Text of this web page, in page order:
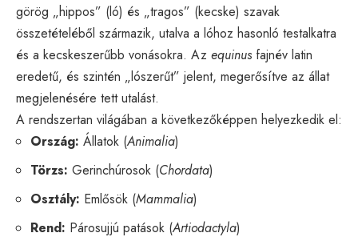
görög „hippos” (ló) és „tragos” (kecske) szavak
összetételéből származik, utalva a lóhoz hasonló testalkatra
és a kecskeszerűbb vonásokra. Az equinusfajnév latin
eredetű, és szintén „lószerűt” jelent, megerősítve az állat
megjelenésére tett utalást.
A rendszertan világában a következőképpen helyezkedik el:
Ország: Állatok (Animalia)
Törzs: Gerinchúrosok (Chordata)
Osztály: Emlősök (Mammalia)
Rend: Párosujjú patások (Artiodactyla)